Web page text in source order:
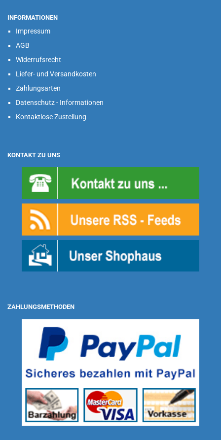
INFORMATIONEN
Impressum
AGB
Widerrufsrecht
Liefer- und Versandkosten
Zahlungsarten
Datenschutz - Informationen
Kontaktlose Zustellung
KONTAKT ZU UNS
ZAHLUNGSMETHODEN